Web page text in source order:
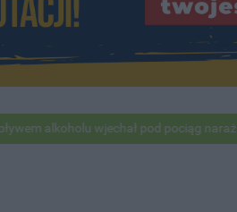
wjechał pod pociąg narażając